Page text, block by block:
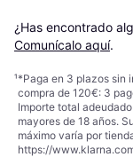
¿Has encontrado
Comunícalo aquí.
¹*Paga en 3 plazos sin
compra de 120€: 3
Importe total
mayores de 18 años.
máximo varía por
https://